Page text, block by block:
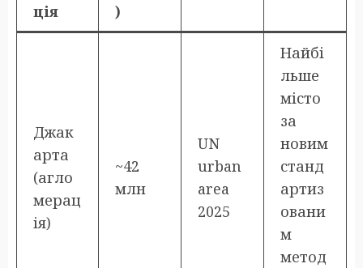
ція
)
Джак
арта
(агло
мерац
ія)
~42
млн
UN
urban
area
2025
Найбі
льше
місто
за
новим
станд
артиз
овани
м
метод